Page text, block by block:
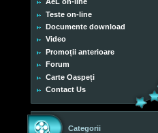
Teste on-line
Documente download
Video
Promoții anterioare
Forum
Carte Oaspeți
Contact Us
Categorii